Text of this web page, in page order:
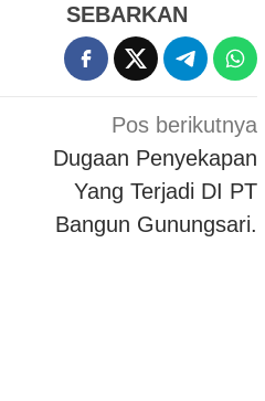
SEBARKAN
Pos berikutnya
Dugaan Penyekapan
Yang Terjadi DI PT
Bangun Gunungsari.